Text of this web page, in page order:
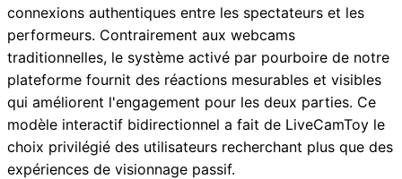
connexions authentiques entre les spectateurs et les
performeurs. Contrairement aux webcams
traditionnelles, le système activé par pourboire de notre
plateforme fournit des réactions mesurables et visibles
qui améliorent l'engagement pour les deux parties. Ce
modèle interactif bidirectionnel a fait de LiveCamToy le
choix privilégié des utilisateurs recherchant plus que des
expériences de visionnage passif.